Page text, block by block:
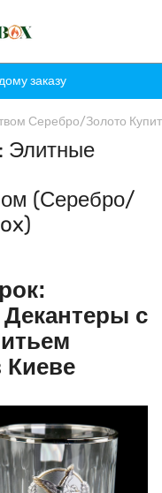
заказу
Серебро/Золото
Элитные
(Серебро/
с
Киеве